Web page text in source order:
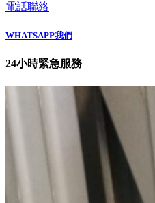
電話聯絡
WHATSAPP我們
24小時緊急服務